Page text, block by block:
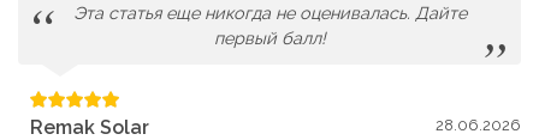
Эта статья еще никогда не оценивалась. Дайте
первый балл!
28.06.2026
Remak Solar